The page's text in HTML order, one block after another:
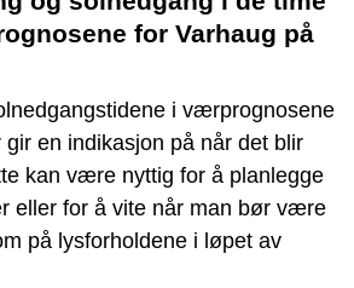
for Varhaug på
i værprognosene
en indikasjon på når det blir
kan være nyttig for å planlegge
eller for å vite når man bør være
på lysforholdene i løpet av